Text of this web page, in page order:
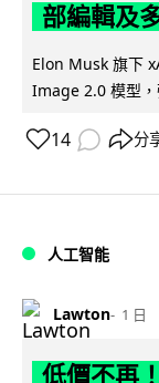
部編輯及
Elon Musk 旗下
Image 2.0 模型
14 分
人工智能
Lawton 1 日
低價不再